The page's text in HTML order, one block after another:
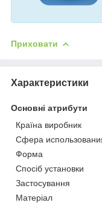
Приховати
Характеристики
Основні атрибути
Країна виробник
Сфера
Форма
Спосіб установки
Застосування
Матеріал